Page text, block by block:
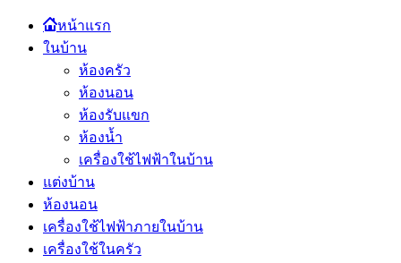
หน้าแรก
ในบ้าน
ห้องครัว
ห้องนอน
ห้องรับแขก
ห้องน้ำ
เครื่องใช้ไฟฟ้าในบ้าน
แต่งบ้าน
ห้องนอน
เครื่องใช้ไฟฟ้าภายในบ้าน
เครื่องใช้ในครัว